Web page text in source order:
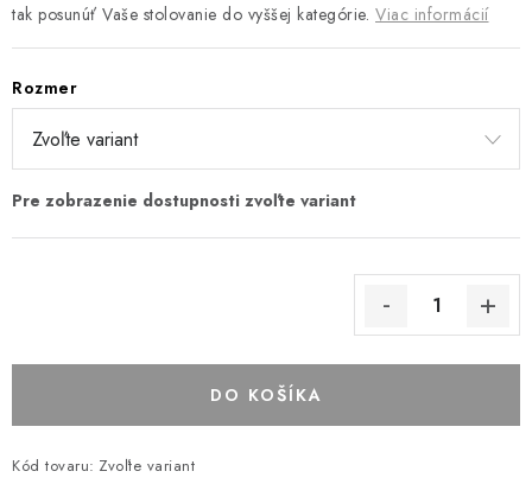
tak posunúť Vaše stolovanie do vyššej kategórie. Viac informácií
Rozmer
DO KOŠÍKA
Kód tovaru: Zvoľte variant